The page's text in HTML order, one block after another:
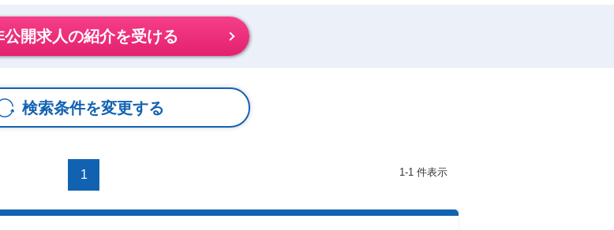
公開求人の紹介を受ける
検索条件を変更する
1 1-1 件表示